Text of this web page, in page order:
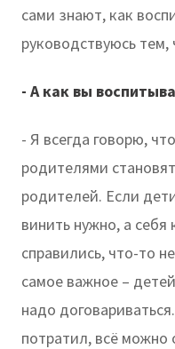
сами знают, как
руководствуюсь тем,
- А как вы
- Я всегда говорю,
родителями
родителей. Если
винить нужно, а
справились, что-то
самое важное –
надо
потратил, всё можно